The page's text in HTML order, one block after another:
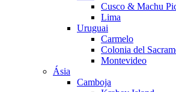
Cusco & Machu
Lima
Uruguai
Carmelo
Colonia del
Montevideo
Ásia
Camboja